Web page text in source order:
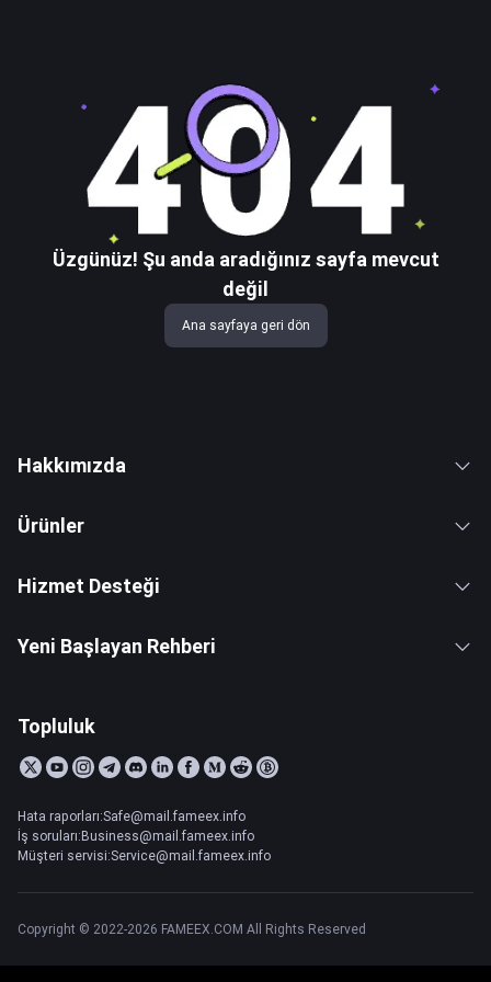
Üzgünüz! Şu anda aradığınız sayfa mevcut
değil
Ana sayfaya geri dön
Hakkımızda
Ürünler
Hizmet Desteği
Yeni Başlayan Rehberi
Topluluk
Hata raporları:Safe@mail.fameex.info
İş soruları:Business@mail.fameex.info
Müşteri servisi:Service@mail.fameex.info
Copyright © 2022-2026 FAMEEX.COM All Rights Reserved